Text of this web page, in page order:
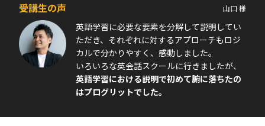
受講生の声 山口 様
英語学習に必要な要素を分解して説明してい
ただき、それぞれに対するアプローチもロジ
カルで分かりやすく、感動しました。
いろいろな英会話スクールに行きましたが、
英語学習における説明で初めて腑に落ちたの
はプログリットでした。